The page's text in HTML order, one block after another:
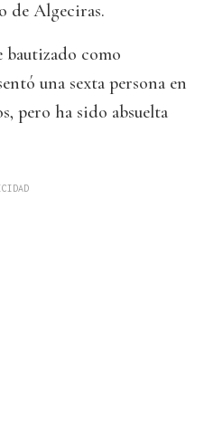
de Algeciras.
bautizado como
una sexta persona en
pero ha sido absuelta